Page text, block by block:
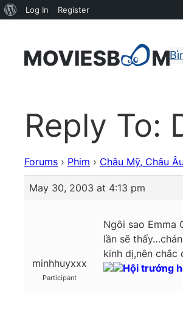
Reply To:
Forums › Phim › Châu Mỹ, Châu Âu
May 30, 2003 at 4:13 pm
minhhuyxxx
Participant
Ngôi sao Emma
lần sẽ
kinh dị,nên chắc
Hội trưởng
About
Log In Register